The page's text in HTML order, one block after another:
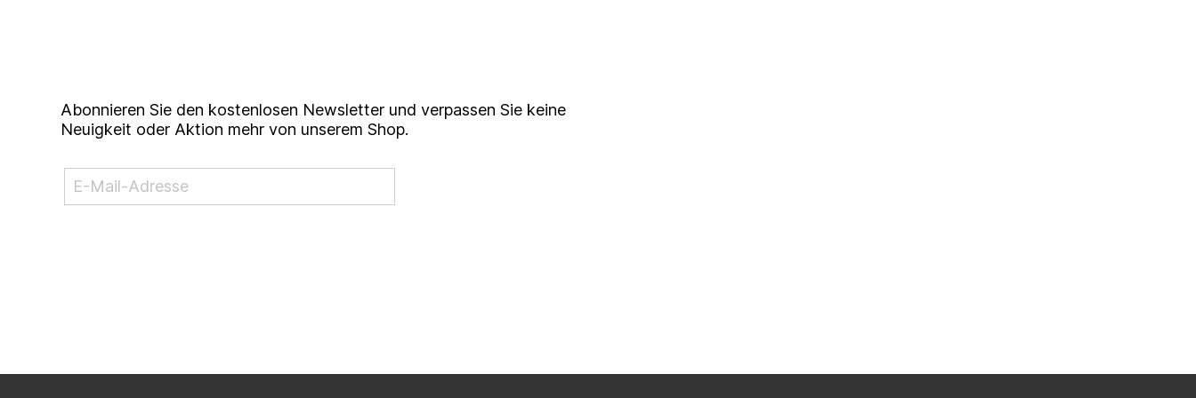
Abonnieren Sie den kostenlosen Newsletter und verpassen Sie keine
Neuigkeit oder Aktion mehr von unserem Shop.